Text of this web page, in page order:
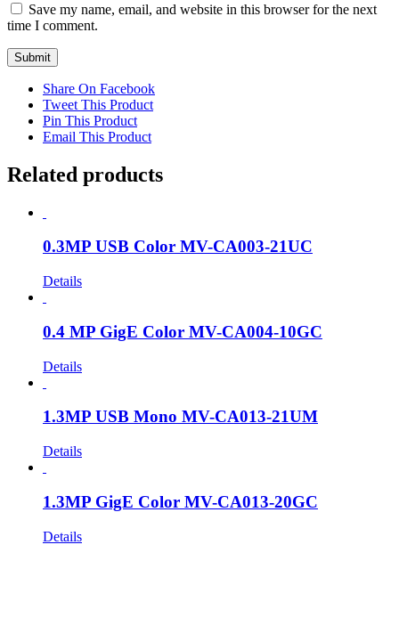
Save my name, email, and website in this browser for the next
time I comment.
Share On Facebook
Tweet This Product
Pin This Product
Email This Product
Related products
0.3MP USB Color MV-CA003-21UC
Details
0.4 MP GigE Color MV-CA004-10GC
Details
1.3MP USB Mono MV-CA013-21UM
Details
1.3MP GigE Color MV-CA013-20GC
Details